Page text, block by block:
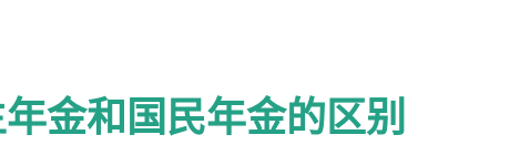
金和国民年金的区别